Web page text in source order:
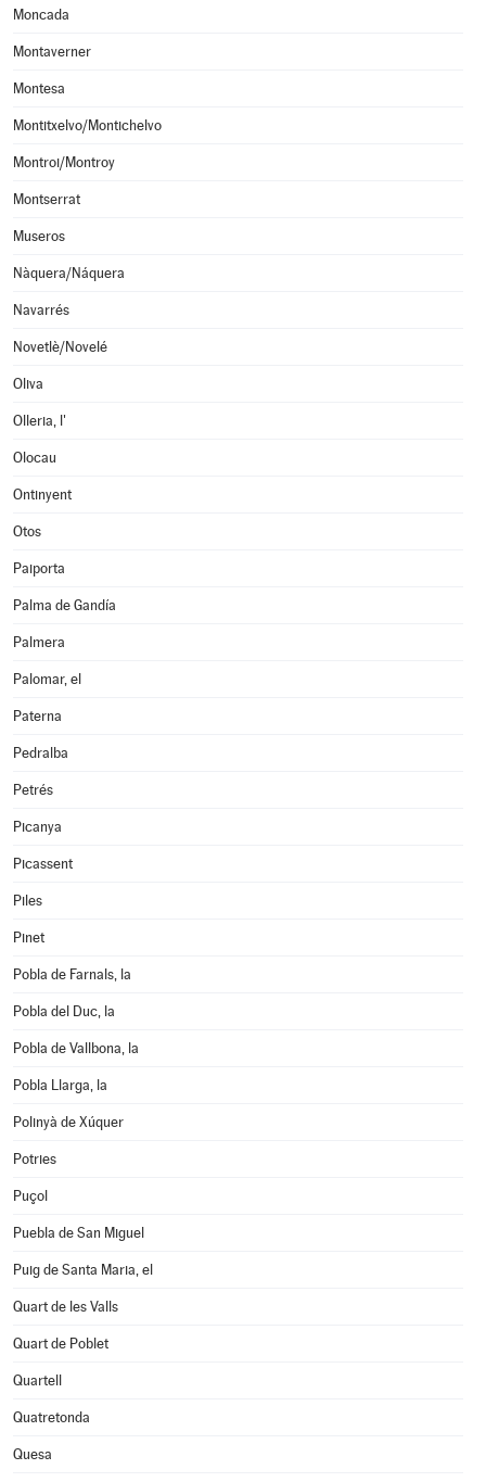
Moncada
Montaverner
Montesa
Montitxelvo/Montichelvo
Montroi/Montroy
Montserrat
Museros
Nàquera/Náquera
Navarrés
Novetlè/Novelé
Oliva
Olleria, l'
Olocau
Ontinyent
Otos
Paiporta
Palma de Gandía
Palmera
Palomar, el
Paterna
Pedralba
Petrés
Picanya
Picassent
Piles
Pinet
Pobla de Farnals, la
Pobla del Duc, la
Pobla de Vallbona, la
Pobla Llarga, la
Polinyà de Xúquer
Potries
Puçol
Puebla de San Miguel
Puig de Santa Maria, el
Quart de les Valls
Quart de Poblet
Quartell
Quatretonda
Quesa